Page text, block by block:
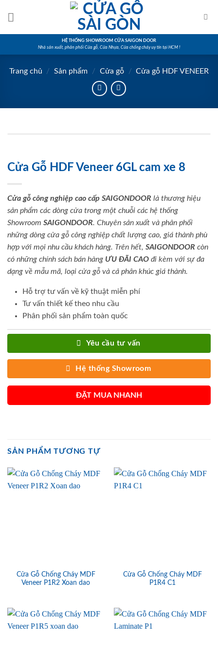
HỆ THỐNG SHOWROOM CỬA SAIGON DOOR
Nhà sản xuất, phân phối Cửa gỗ, Cửa Nhựa, Cửa chống cháy uy tín tại HCM !
Trang chủ / Sản phẩm / Cửa gỗ / Cửa gỗ HDF VENEER
Cửa Gỗ HDF Veneer 6GL cam xe 8
Cửa gỗ công nghiệp cao cấp SAIGONDOOR là thương hiệu
sản phẩm các dòng cửa trong một chuỗi các hệ thống
Showroom SAIGONDOOR. Chuyên sản xuất và phân phối
những dòng cửa gỗ công nghiệp chất lượng cao, giá thành phù
hợp với mọi nhu cầu khách hàng. Trên hết, SAIGONDOOR còn
có những chính sách bán hàng ƯU ĐÃI CAO đi kèm với sự đa
dạng về mẫu mã, loại cửa gỗ và cả phân khúc giá thành.
Hỗ trợ tư vấn về kỹ thuật miễn phí
Tư vấn thiết kế theo nhu cầu
Phân phối sản phẩm toàn quốc
Yêu cầu tư vấn
Hệ thống Showroom
ĐẶT MUA NHANH
SẢN PHẨM TƯƠNG TỰ
Cửa Gỗ Chống Cháy MDF
Veneer P1R2 Xoan dao
Cửa Gỗ Chống Cháy MDF
P1R4 C1